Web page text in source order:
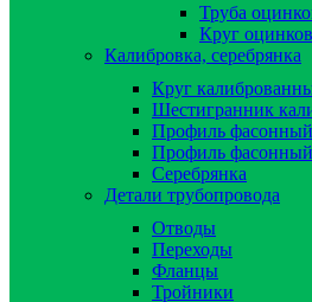
Труба
Круг
Калибровка, серебрянка
Круг
Шестигранник
Профиль фасонный
Профиль фасонный
Серебрянка
Детали трубопровода
Отводы
Переходы
Фланцы
Тройники